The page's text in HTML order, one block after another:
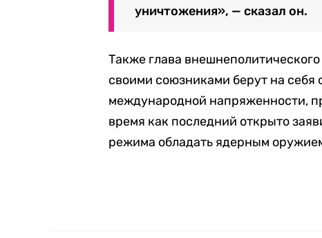
уничтожения», — сказал он.
Также глава
своими союзниками берут на себя
международной напряженности,
время как последний открыто
режима обладать ядерным